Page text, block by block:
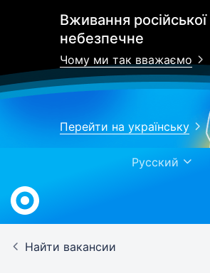
Вживання російської
небезпечне
Чому ми так вважаємо
Перейти на українську
Русский
Найти вакансии